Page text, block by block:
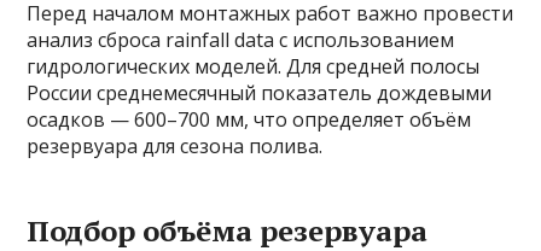
Перед началом монтажных работ важно провести
анализ сброса rainfall data с использованием
гидрологических моделей. Для средней полосы
России среднемесячный показатель дождевыми
осадков — 600–700 мм, что определяет объём
резервуара для сезона полива.
Подбор объёма резервуара